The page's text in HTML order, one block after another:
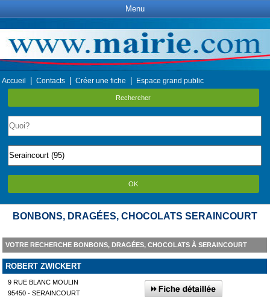
Menu
Accueil Contacts Créer une fiche Espace grand public
Rechercher
OK
BONBONS, DRAGÉES, CHOCOLATS SERAINCOURT
VOTRE RECHERCHE BONBONS, DRAGÉES, CHOCOLATS À SERAINCOURT
ROBERT ZWICKERT
9 RUE BLANC MOULIN
95450 - SERAINCOURT